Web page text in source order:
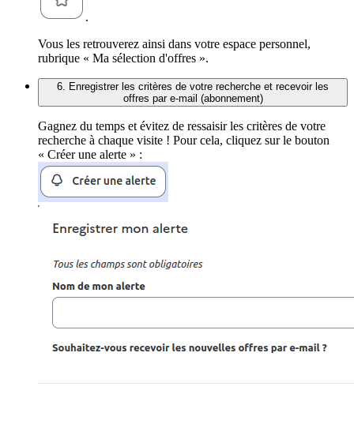
.
Vous les retrouverez ainsi dans votre espace personnel,
rubrique « Ma sélection d'offres ».
6. Enregistrer les critères de votre recherche et recevoir les
offres par e-mail (abonnement)
Gagnez du temps et évitez de ressaisir les critères de votre
recherche à chaque visite ! Pour cela, cliquez sur le bouton
« Créer une alerte » :